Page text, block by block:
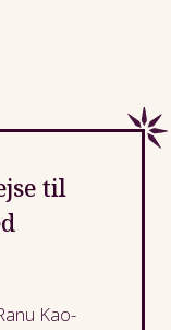
til
Kao-